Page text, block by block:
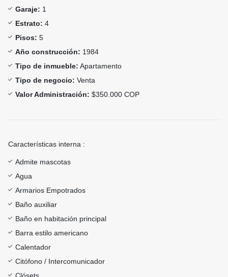
Garaje: 1
Estrato: 4
Pisos: 5
Año construcción: 1984
Tipo de inmueble: Apartamento
Tipo de negocio: Venta
Valor Administración: $350.000 COP
Características interna :
Admite mascotas
Agua
Armarios Empotrados
Baño auxiliar
Baño en habitación principal
Barra estilo americano
Calentador
Citófono / Intercomunicador